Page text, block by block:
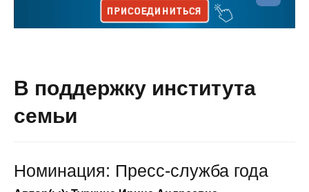
В поддержку института
семьи
Номинация: Пресс-служба года